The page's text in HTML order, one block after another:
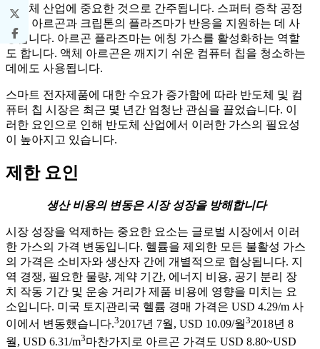
반도체 산업에 중요한 것으로 간주됩니다. 스퍼터 증착 공정
중에 아르곤과 크립톤의 플라즈마가 반응을 지원하는 데 사
용됩니다. 아르곤 플라즈마는 에칭 가스를 활성화하는 역할
도 합니다. 액체 아르곤은 깨지기 쉬운 컴퓨터 칩을 청소하는
데에도 사용됩니다.
스마트 전자제품에 대한 수요가 증가함에 따라 반도체 및 컴
퓨터 칩 시장은 최근 몇 년간 엄청난 관심을 끌었습니다. 이
러한 요인으로 인해 반도체 산업에서 이러한 가스의 필요성
이 높아지고 있습니다.
제한 요인
생산 비용의 변동은 시장 성장을 방해합니다
시장 성장을 억제하는 중요한 요소는 글로벌 시장에서 이러
한 가스의 가격 변동입니다. 헬륨을 제외한 모든 불활성 가스
의 가격은 소비자와 생산자 간에 개별적으로 협상됩니다. 지
역 경쟁, 필요한 물량, 계약 기간, 에너지 비용, 공기 분리 장
치 작동 기간 및 운송 거리가 제품 비용에 영향을 미치는 요
소입니다. 미국 토지관리국 헬륨 경매 가격은 USD 4.29/m 사
이에서 변동했습니다.32017년 7월, USD 10.09/월32018년 8
월, USD 6.31/m3마찬가지로 아르곤 가격도 USD 8.80~USD